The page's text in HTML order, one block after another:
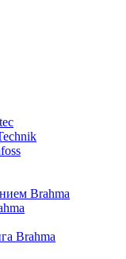
Brahma
Brahma